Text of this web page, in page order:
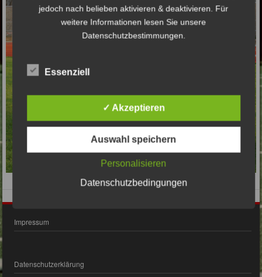
Impressum
Datenschutzerklärung
jedoch nach belieben aktivieren & deaktivieren. Für
weitere Informationen lesen Sie unsere
Datenschutzbestimmungen.
Essenziell
✓ Akzeptieren
Auswahl speichern
Personalisieren
Datenschutzbedingungen